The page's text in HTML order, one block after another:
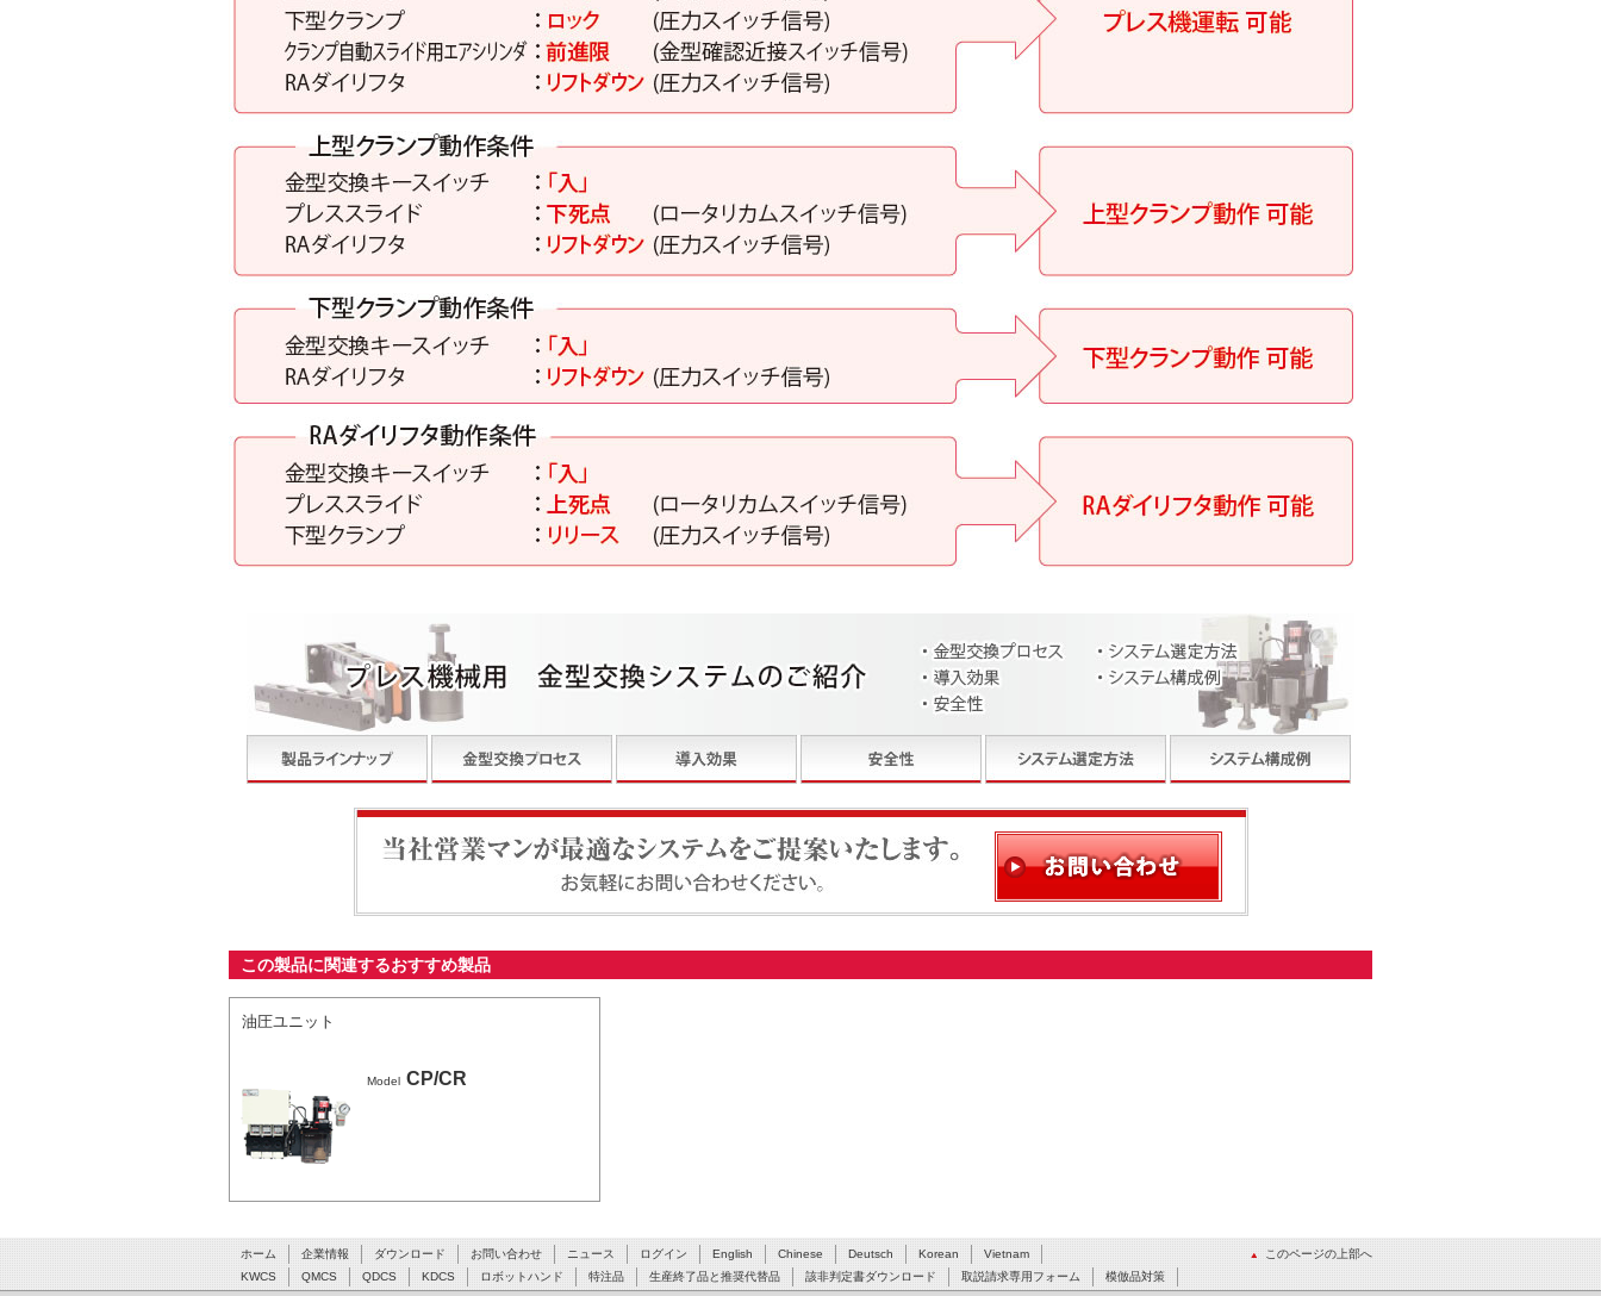
この製品に関連するおすすめ製品
油圧ユニット
Model CP/CR
このページの上部へ
ホーム 企業情報 ダウンロード お問い合わせ ニュース ログイン English Chinese Deutsch Korean
Vietnam
KWCS
QMCS QDCS KDCS ロボットハンド 特注品 生産終了品と推奨代替品 該非判定書ダウンロード 取説請求専用フォーム 模倣品対策